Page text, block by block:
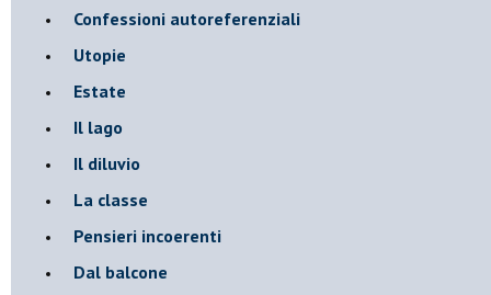
Confessioni autoreferenziali
Utopie
Estate
Il lago
Il diluvio
La classe
Pensieri incoerenti
Dal balcone